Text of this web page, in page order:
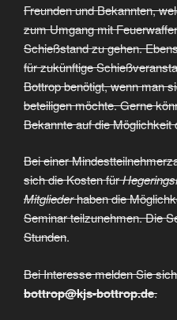
Freunden und Bekannten,
zum Umgang mit
Schießstand zu gehen.
für zukünftige
Bottrop benötigt, wenn man
beteiligen möchte. Gerne
Bekannte auf die Möglichkeit
Bei einer
sich die Kosten für
Mitgliederhaben die
Seminar teilzunehmen. Die
Stunden.
Bei Interesse melden Sie
bottrop@kjs-bottrop.de.